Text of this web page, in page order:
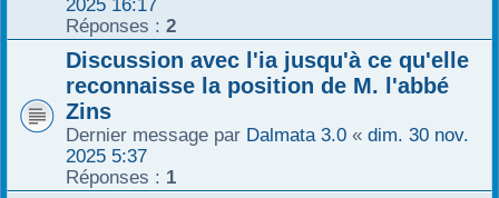
2025 16:17
Réponses : 2
Discussion avec l'ia jusqu'à ce qu'elle
reconnaisse la position de M. l'abbé
Zins
Dernier message par Dalmata 3.0 « dim. 30 nov.
2025 5:37
Réponses : 1